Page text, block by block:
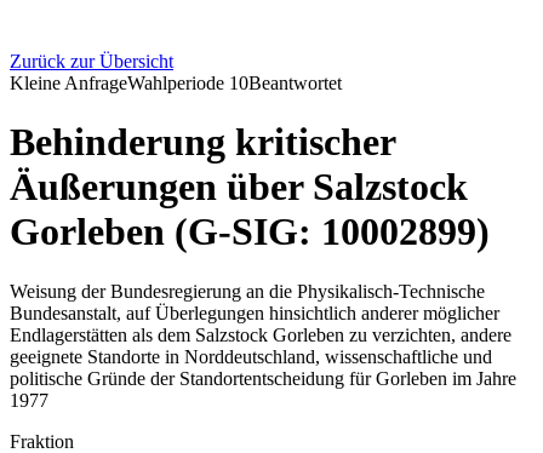
Zurück zur Übersicht
Kleine AnfrageWahlperiode 10Beantwortet
Behinderung kritischer
Äußerungen über Salzstock
Gorleben (G-SIG: 10002899)
Weisung der Bundesregierung an die Physikalisch-Technische
Bundesanstalt, auf Überlegungen hinsichtlich anderer möglicher
Endlagerstätten als dem Salzstock Gorleben zu verzichten, andere
geeignete Standorte in Norddeutschland, wissenschaftliche und
politische Gründe der Standortentscheidung für Gorleben im Jahre
1977
Fraktion